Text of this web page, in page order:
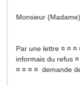
Monsieur (Madame),
Par une lettre ¤ ¤ ¤
informais du refus
¤ ¤ ¤ ¤ demande